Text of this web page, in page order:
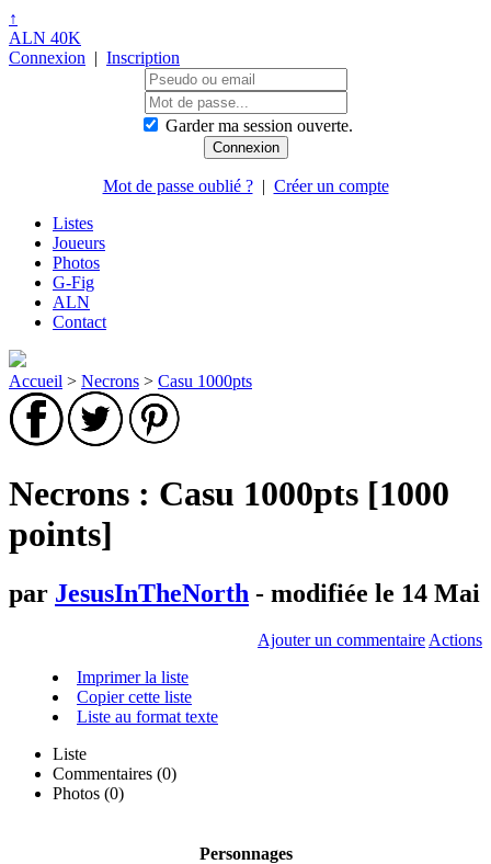
↑
ALN 40K
Connexion | Inscription
Garder ma session ouverte.
Mot de passe oublié ?| Créer un compte
Listes
Joueurs
Photos
G-Fig
ALN
Contact
Accueil > Necrons > Casu 1000pts
Necrons : Casu 1000pts [1000
points]
par JesusInTheNorth - modifiée le 14 Mai
Ajouter un commentaire Actions
Imprimer la liste
Copier cette liste
Liste au format texte
Liste
Commentaires (0)
Photos (0)
Personnages